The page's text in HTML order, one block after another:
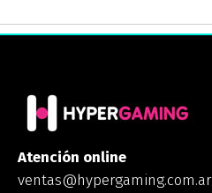
Atención online
ventas@hypergaming.com.ar